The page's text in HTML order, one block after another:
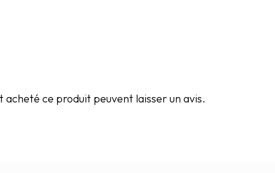
ce produit peuvent laisser un avis.